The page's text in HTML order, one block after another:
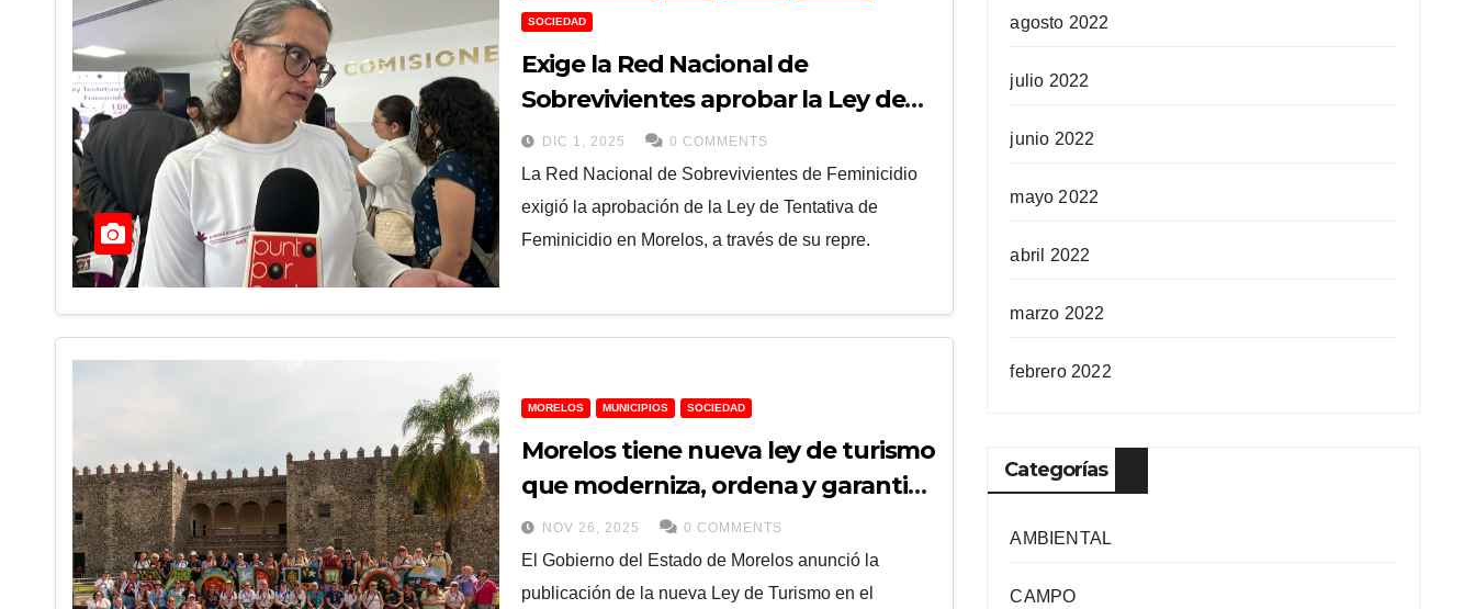
SOCIEDAD
Exige la Red Nacional de
Sobrevivientes aprobar la Ley de
Tentativa de Feminicidio en
Morelos
DIC 1, 2025 0 COMMENTS
La Red Nacional de Sobrevivientes de Feminicidio
exigió la aprobación de la Ley de Tentativa de
Feminicidio en Morelos, a través de su repre.
MORELOS MUNICIPIOS SOCIEDAD
Morelos tiene nueva ley de turismo
que moderniza, ordena y garantiza
equidad para el sector
NOV 26, 2025 0 COMMENTS
El Gobierno del Estado de Morelos anunció la
publicación de la nueva Ley de Turismo en el
agosto 2022
julio 2022
junio 2022
mayo 2022
abril 2022
marzo 2022
febrero 2022
Categorías
AMBIENTAL
CAMPO